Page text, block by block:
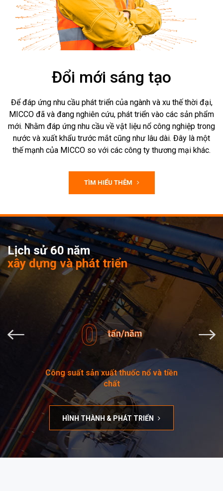
Đổi mới sáng tạo
Để đáp ứng nhu cầu phát triển của ngành và xu thế thời đại,
MICCO đã và đang nghiên cứu, phát triển vào các sản phẩm
mới. Nhằm đáp ứng nhu cầu về vật liệu nổ công nghiệp trong
nước và xuất khẩu trước mắt cũng như lâu dài. Đây là một
thế mạnh của MICCO so với các công ty thương mại khác.
TÌM HIỂU THÊM
Lịch sử 60 năm
xây dựng và phát triển
HÌNH THÀNH & PHÁT TRIỂN
0 tấn/năm
Công suất sản xuất thuốc nổ và tiền
chất